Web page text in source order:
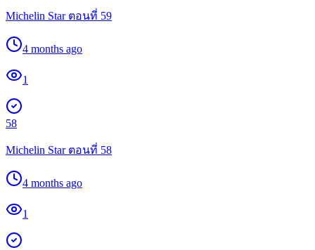
Michelin Star ตอนที่ 59
4 months ago
1
58
Michelin Star ตอนที่ 58
4 months ago
1